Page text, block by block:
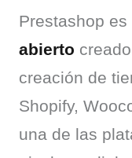
Prestashop es
abierto
creación de
Shopify,
una de las